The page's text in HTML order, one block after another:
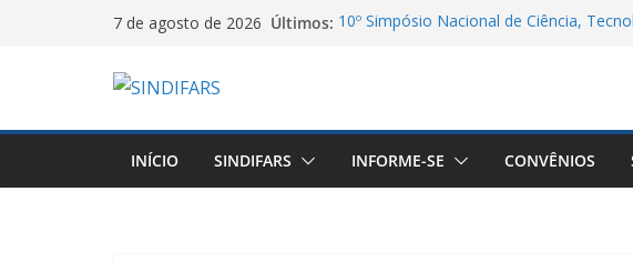
7 de agosto de 2026 Últimos: 10º Simpósio Nacional de Ciência,
Manifesto dos Farmacêuticos do Brasil
Salarial dos Farmacêuticos
INÍCIO SINDIFARS INFORME-SE CONVÊNIOS